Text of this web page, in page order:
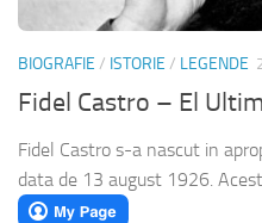
BIOGRAFIE / ISTORIE / LEGENDE
Fidel Castro – El
Fidel Castro s-a nascut in
data de 13 august 1926.